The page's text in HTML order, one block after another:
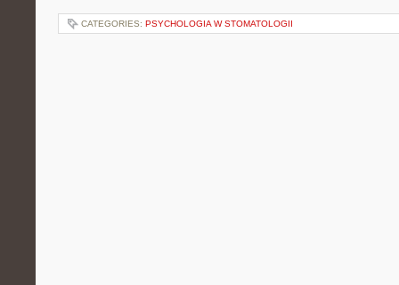
CATEGORIES: PSYCHOLOGIA W STOMATOLOGII